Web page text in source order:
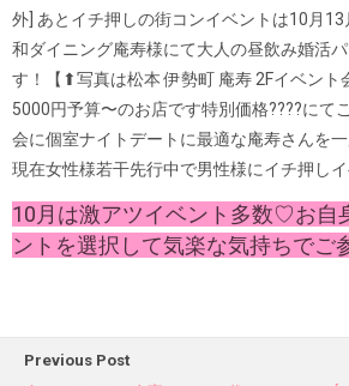
外] あとイチ押しの街コンイベントは10月
和ダイニング庵寿様にて大人の昼飲み婚活
す！【⬆︎写真は松本 伊勢町 庵寿 2Fイベント
5000円予算〜のお店です特別価格????にて
会に個室ナイトデートに最適な庵寿さんを
現在女性様若干先行中で男性様にイチ押し
10月は激アツイベント多数♡お自
ントを選択して気楽な気持ちでご
Previous Post